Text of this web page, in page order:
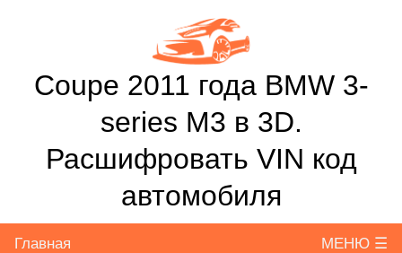
Coupe 2011 года BMW 3-
series M3 в 3D.
Расшифровать VIN код
автомобиля
Главная МЕНЮ ☰